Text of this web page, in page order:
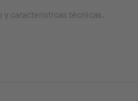
y características técnicas.